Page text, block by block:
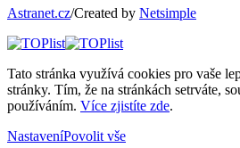
Astranet.cz/Created by Netsimple
Tato stránka využívá cookies pro vaše
stránky. Tím, že na stránkách setrváte,
používáním. Více zjistíte zde.
NastaveníPovolit vše